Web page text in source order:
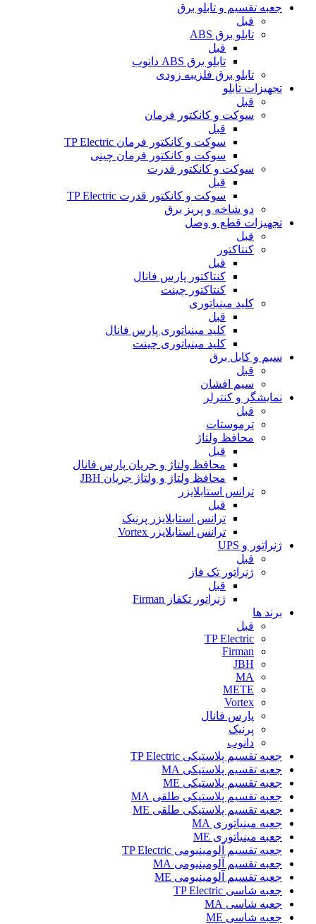
جعبه تقسیم و تابلو برق
قبل
تابلو برق ABS
قبل
تابلو برق ABS دانوب
تابلو برق فلزیبه زودی
تجهیزات تابلو
قبل
سوکت و کانکتور فرمان
قبل
سوکت و کانکتور فرمان TP Electric
سوکت و کانکتور فرمان چینی
سوکت و کانکتور قدرت
قبل
سوکت و کانکتور قدرت TP Electric
دو شاخه و پریز برق
تجهیزات قطع و وصل
قبل
کنتاکتور
قبل
کنتاکتور پارس فانال
کنتاکتور چینت
کلید مینیاتوری
قبل
کلید مینیاتوری پارس فانال
کلید مینیاتوری چینت
سیم و کابل برق
قبل
سیم افشان
نمایشگر و کنترلر
قبل
ترموستات
محافظ ولتاژ
قبل
محافظ ولتاژ و جریان پارس فانال
محافظ ولتاژ و ولتاژ جریان JBH
ترانس استابلایزر
قبل
ترانس استابلایزر پرنیک
ترانس استابلایزر Vortex
ژنراتور و UPS
قبل
ژنراتور تک فاز
قبل
ژنراتور تکفاز Firman
برند ها
قبل
TP Electric
Firman
JBH
MA
METE
Vortex
پارس فانال
پرنیک
دانوب
جعبه تقسیم پلاستیکی TP Electric
جعبه تقسیم پلاستیکی MA
جعبه تقسیم پلاستیکی ME
جعبه تقسیم پلاستیکی طلقی MA
جعبه تقسیم پلاستیکی طلقی ME
جعبه مینیاتوری MA
جعبه مینیاتوری ME
جعبه تقسیم آلومینیومی TP Electric
جعبه تقسیم آلومینیومی MA
جعبه تقسیم آلومینیومی ME
جعبه شاسی TP Electric
جعبه شاسی MA
جعبه شاسی ME